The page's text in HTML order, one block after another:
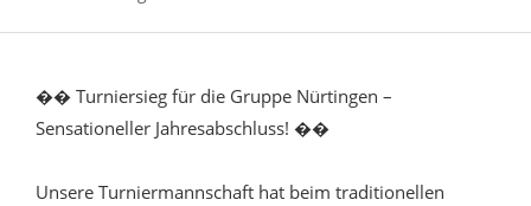
�� Turniersieg für die Gruppe Nürtingen –
Sensationeller Jahresabschluss! ��
Unsere Turniermannschaft hat beim traditionellen